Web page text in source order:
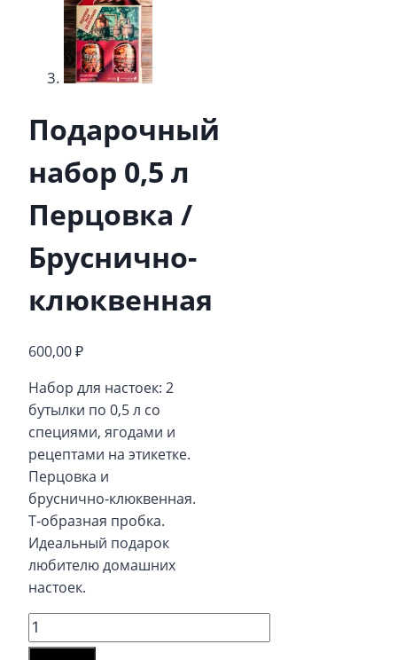
Подарочный
набор 0,5 л
Перцовка /
Бруснично-
клюквенная
600,00₽
Набор для настоек: 2
бутылки по 0,5 л со
специями, ягодами и
рецептами на этикетке.
Перцовка и
бруснично‑клюквенная.
Т‑образная пробка.
Идеальный подарок
любителю домашних
настоек.
Количество
товара